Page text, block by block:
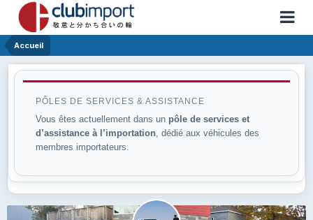
Accueil
PÔLES DE SERVICES & ASSISTANCE
Vous êtes actuellement dans un pôle de services et
d’assistance à l’importation, dédié aux véhicules des
membres importateurs.